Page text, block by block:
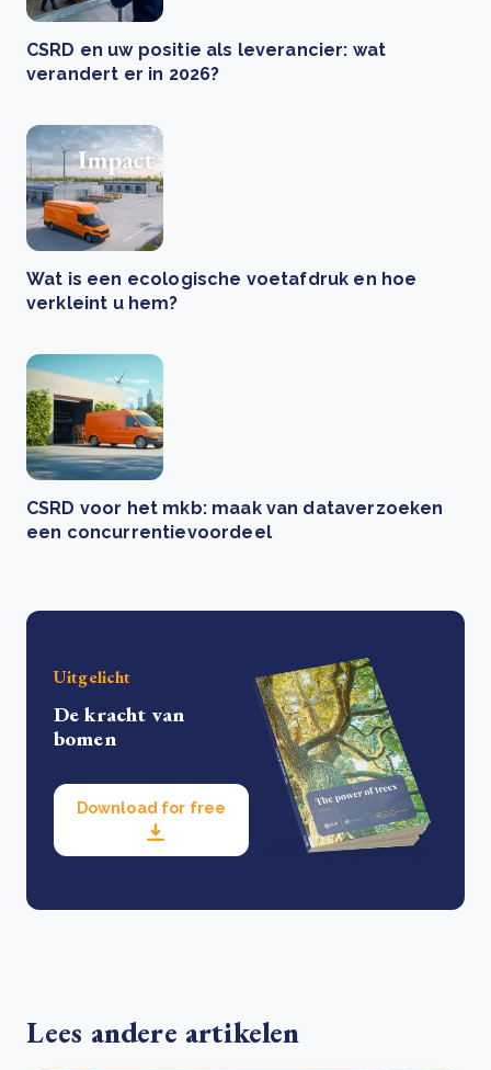
CSRD en uw positie als leverancier: wat
verandert er in 2026?
Wat is een ecologische voetafdruk en hoe
verkleint u hem?
CSRD voor het mkb: maak van dataverzoeken
een concurrentievoordeel
Uitgelicht
De kracht van
bomen
Download for free
Lees andere artikelen